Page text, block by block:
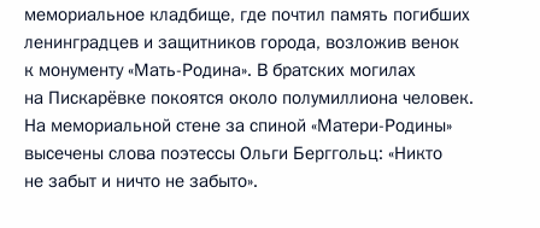
мемориальное кладбище, где почтил память погибших
ленинградцев и защитников города, возложив венок
к монументу «Мать-Родина». В братских могилах
на Пискарёвке покоятся около полумиллиона человек.
На мемориальной стене за спиной «Матери-Родины»
высечены слова поэтессы Ольги Берггольц: «Никто
не забыт и ничто не забыто».